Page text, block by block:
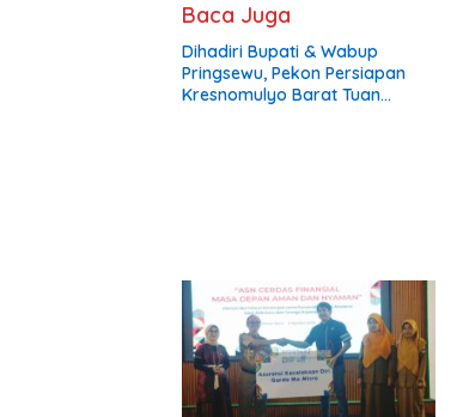
Baca Juga
Dihadiri Bupati & Wabup
Pringsewu, Pekon Persiapan
Kresnomulyo Barat Tuan